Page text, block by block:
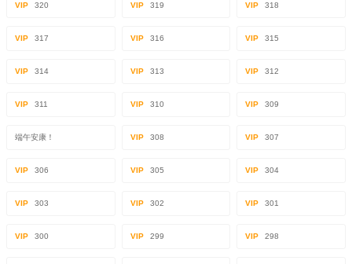
VIP 320 VIP 319 VIP 318
VIP 317 VIP 316 VIP 315
VIP 314 VIP 313 VIP 312
VIP 311 VIP 310 VIP 309
端午安康！ VIP 308 VIP 307
VIP 306 VIP 305 VIP 304
VIP 303 VIP 302 VIP 301
VIP 300 VIP 299 VIP 298